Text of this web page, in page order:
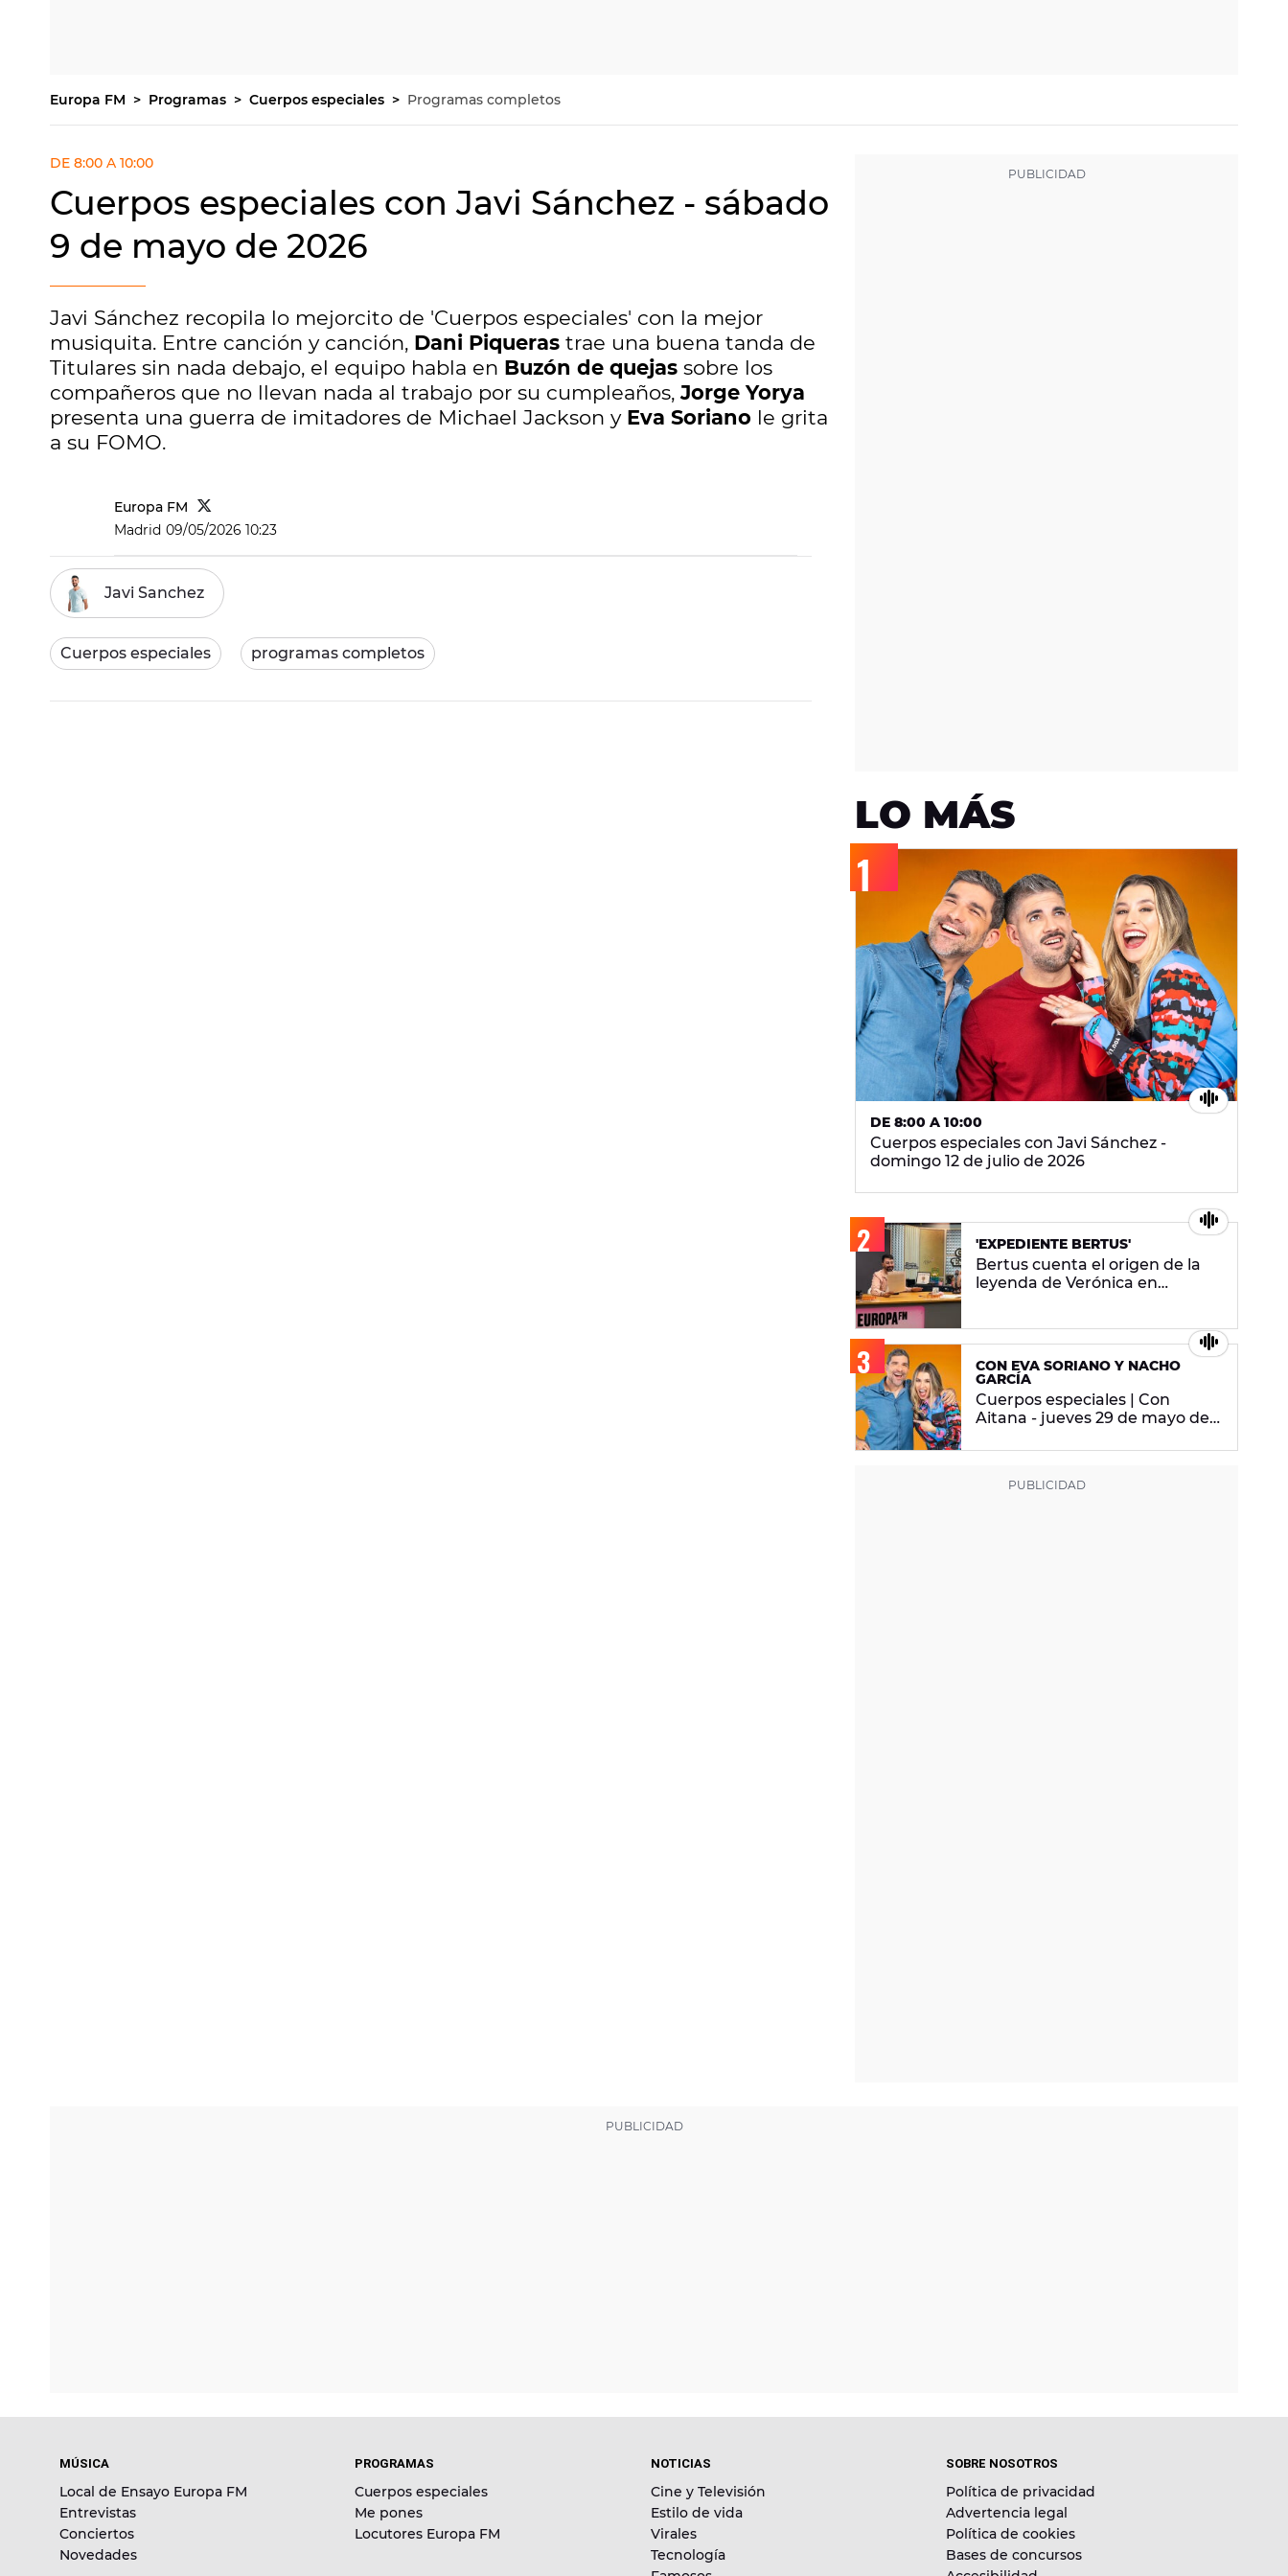
Europa FM Programas Cuerpos especiales Programas completos
DE 8:00 A 10:00
Cuerpos especiales con Javi Sánchez - sábado
9 de mayo de 2026
Javi Sánchez recopila lo mejorcito de 'Cuerpos especiales' con la mejor
musiquita. Entre canción y canción, Dani Piqueras trae una buena tanda de
Titulares sin nada debajo, el equipo habla en Buzón de quejas sobre los
compañeros que no llevan nada al trabajo por su cumpleaños,Jorge Yorya
presenta una guerra de imitadores de Michael Jackson y Eva Soriano le grita
a su FOMO.
Europa FM
Madrid 09/05/2026 10:23
Javi Sanchez
Cuerpos especiales programas completos
LO MÁS
DE 8:00 A 10:00
Cuerpos especiales con Javi Sánchez -
domingo 12 de julio de 2026
'EXPEDIENTE BERTUS'
Bertus cuenta el origen de la
leyenda de Verónica en
CON EVA SORIANO Y NACHO
GARCÍA
Cuerpos especiales | Con
Aitana - jueves 29 de mayo de
MÚSICA
Local de Ensayo Europa FM
Entrevistas
Conciertos
Novedades
PROGRAMAS
Cuerpos especiales
Me pones
Locutores Europa FM
NOTICIAS
Cine y Televisión
Estilo de vida
Virales
Tecnología
SOBRE NOSOTROS
Política de privacidad
Advertencia legal
Política de cookies
Bases de concursos